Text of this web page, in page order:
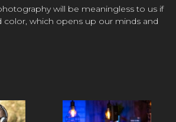
will be meaningless to us if
color, which opens up our minds and